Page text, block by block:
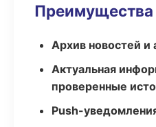
Преимущества
Архив новостей и
Актуальная
проверенные
Push-